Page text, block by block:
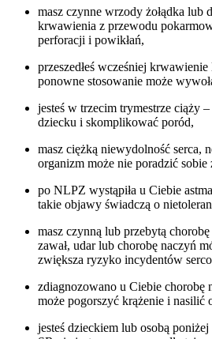
masz czynne wrzody żołądka lub
krwawienia z przewodu
perforacji i powikłań,
przeszedłeś wcześniej
ponowne stosowanie może
jesteś w trzecim trymestrze ciąży
dziecku i skomplikować poród,
masz ciężką niewydolność serca,
organizm może nie poradzić
po NLPZ wystąpiła u Ciebie
takie objawy świadczą o
masz czynną lub przebytą
zawał, udar lub chorobę naczyń
zwiększa ryzyko incydentów
zdiagnozowano u Ciebie
może pogorszyć krążenie i nasilić
jesteś dzieckiem lub osobą